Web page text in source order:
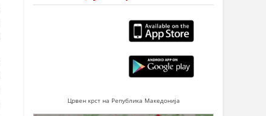
Црвен крст на Република Македонија